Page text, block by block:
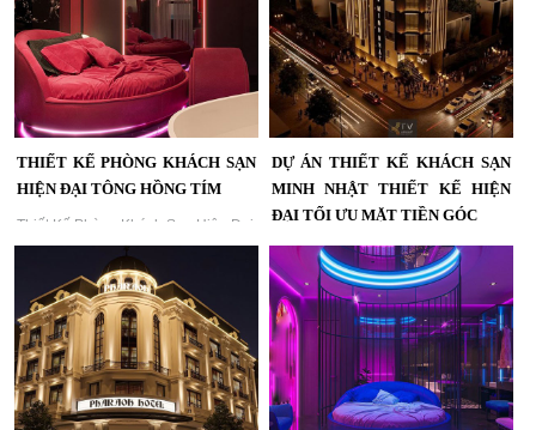
THIẾT KẾ PHÒNG KHÁCH SẠN
HIỆN ĐẠI TÔNG HỒNG TÍM
Thiết Kế Phòng Khách Sạn Hiện Đại
Tông Hồng Tím | KTV Group...
DỰ ÁN THIẾT KẾ KHÁCH SẠN
MINH NHẬT THIẾT KẾ HIỆN
ĐẠI TỐI ƯU MẶT TIỀN GÓC
Dự Án Thiết Kế Khách Sạn Minh
Nhật Thiết Kế Hiện Đại Tối Ưu Mặt
Tiền Góc,Kiến Trúc Mặt Đường Góc,
Ánh Sáng Ban Đêm Và Cảnh Quan
Sân Thượng – Giải Pháp Tạo Dấu
Ấn Thương Hiệu...